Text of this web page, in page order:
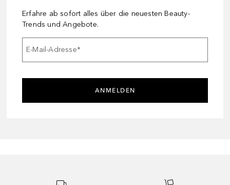
Erfahre ab sofort alles über die neuesten Beauty-
Trends und Angebote.
E-Mail-Adresse*
ANMELDEN